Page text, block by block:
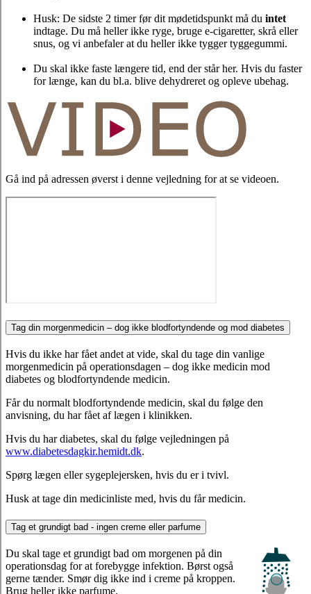
Husk: De sidste 2 timer før dit mødetidspunkt må du intet
indtage. Du må heller ikke ryge, bruge e-cigaretter, skrå eller
snus, og vi anbefaler at du heller ikke tygger tyggegummi.
Du skal ikke faste længere tid, end der står her. Hvis du faster
for længe, kan du bl.a. blive dehydreret og opleve ubehag.
Gå ind på adressen øverst i denne vejledning for at se videoen.
Tag din morgenmedicin – dog ikke blodfortyndende og mod diabetes
Hvis du ikke har fået andet at vide, skal du tage din vanlige
morgenmedicin på operationsdagen – dog ikke medicin mod
diabetes og blodfortyndende medicin.
Får du normalt blodfortyndende medicin, skal du følge den
anvisning, du har fået af lægen i klinikken.
Hvis du har diabetes, skal du følge vejledningen på
www.diabetesdagkir.hemidt.dk.
Spørg lægen eller sygeplejersken, hvis du er i tvivl.
Husk at tage din medicinliste med, hvis du får medicin.
Tag et grundigt bad - ingen creme eller parfume
Du skal tage et grundigt bad om morgenen på din
operationsdag for at forebygge infektion. Børst også
gerne tænder. Smør dig ikke ind i creme på kroppen.
Brug heller ikke parfume.